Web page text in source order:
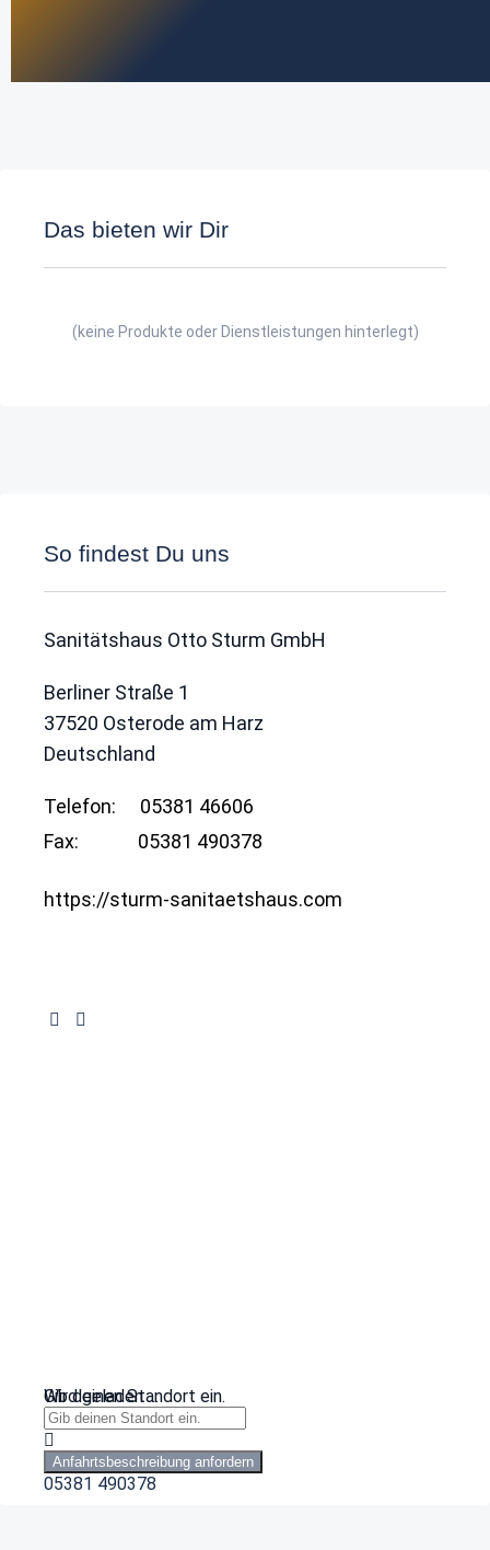
Das bieten wir Dir
(keine Produkte oder Dienstleistungen hinterlegt)
So findest Du uns
Sanitätshaus Otto Sturm GmbH
Berliner Straße 1
37520 Osterode am Harz
Deutschland
Telefon:
05381 46606
Fax:
05381 490378
https://sturm-sanitaetshaus.com
Wird geladen …
Gib deinen Standort ein.
Anfahrtsbeschreibung anfordern
05381 490378